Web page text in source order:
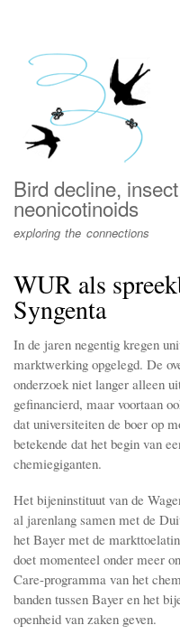
menu
Bird decline,
neonicotinoids
exploring the connections
WUR als
Syngenta
In de jaren negentig kregen
marktwerking opgelegd. De
onderzoek niet langer alleen
gefinancierd, maar voortaan
dat universiteiten de boer op
betekende dat het begin van
chemiegiganten.
Het bijeninstituut van de
al jarenlang samen met de
het Bayer met de
doet momenteel onder meer
Care-programma van het
banden tussen Bayer en het
openheid van zaken geven.